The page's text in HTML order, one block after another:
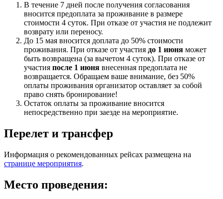
В течение 7 дней после получения согласования
вносится предоплата за проживание в размере
стоимости 4 суток. При отказе от участия не подлежит
возврату или переносу.
До 15 мая вносится доплата до 50% стоимости
проживания. При отказе от участия до 1 июня может
быть возвращена (за вычетом 4 суток). При отказе от
участия после 1 июня внесенная предоплата не
возвращается. Обращаем ваше внимание, без 50%
оплаты проживания организатор оставляет за собой
право снять бронирование!
Остаток оплаты за проживание вносится
непосредственно при заезде на мероприятие.
Перелет и трансфер
Информация о рекомендованных рейсах размещена на
странице мероприятия.
Место проведения: